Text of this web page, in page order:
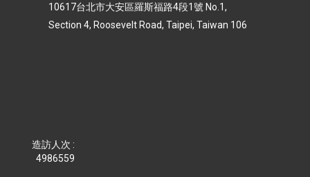
10617台北市大安區羅斯福路4段1號 No.1,
Section 4, Roosevelt Road, Taipei, Taiwan 106
造訪人次 :
4986559